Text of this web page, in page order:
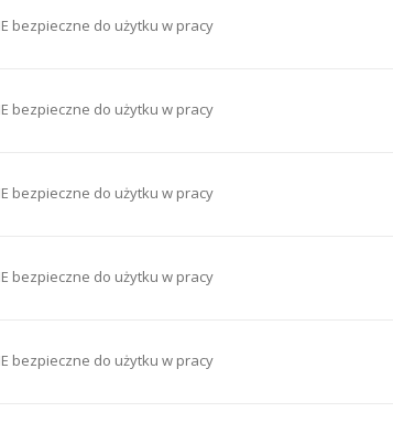
bezpieczne do użytku w pracy
bezpieczne do użytku w pracy
bezpieczne do użytku w pracy
bezpieczne do użytku w pracy
bezpieczne do użytku w pracy